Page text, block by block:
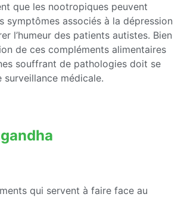
que les nootropiques peuvent
symptômes associés à la dépression
l’humeur des patients autistes. Bien
de ces compléments alimentaires
souffrant de pathologies doit se
médicale.
qui servent à faire face au